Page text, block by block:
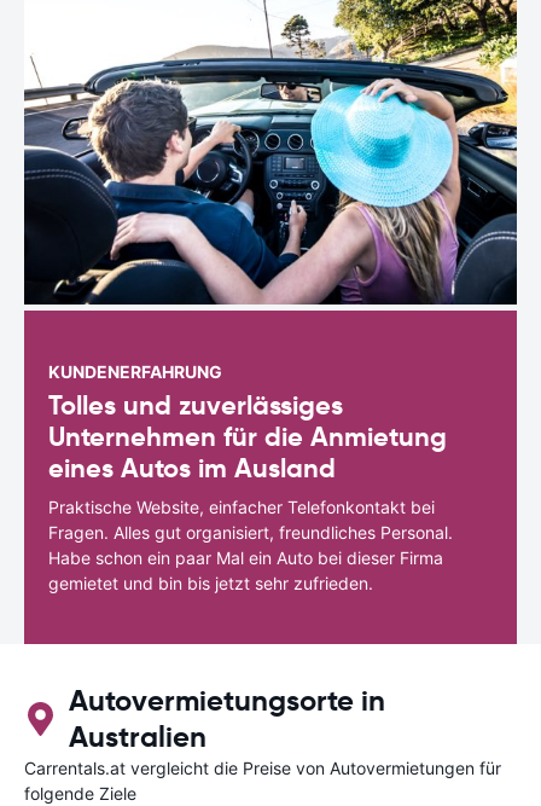
KUNDENERFAHRUNG
Tolles und zuverlässiges
Unternehmen für die Anmietung
eines Autos im Ausland
Praktische Website, einfacher Telefonkontakt bei
Fragen. Alles gut organisiert, freundliches Personal.
Habe schon ein paar Mal ein Auto bei dieser Firma
gemietet und bin bis jetzt sehr zufrieden.
Autovermietungsorte in
Australien
Carrentals.at vergleicht die Preise von Autovermietungen für
folgende Ziele